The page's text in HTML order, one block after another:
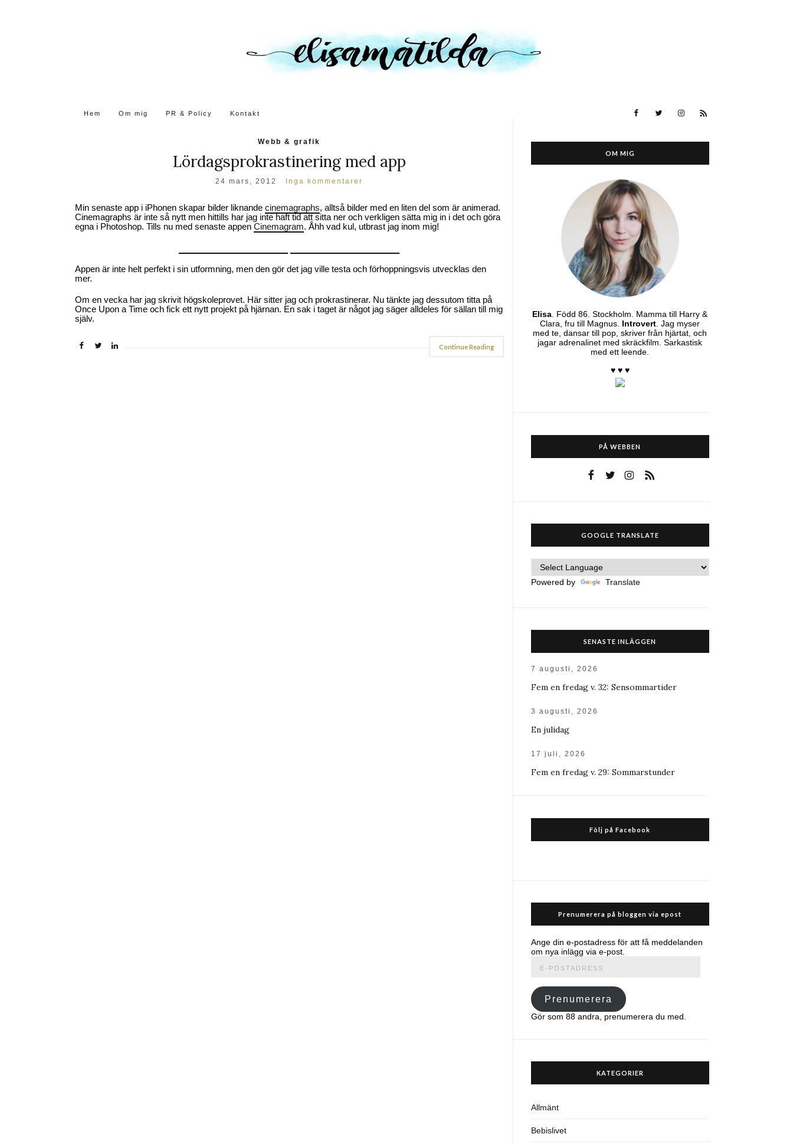
Hem Om mig PR & Policy Kontakt
Webb & grafik
Lördagsprokrastinering med app
24 mars, 2012 Inga kommentarer
Min senaste app i iPhonen skapar bilder liknande cinemagraphs, alltså bilder med en liten del som är animerad.
Cinemagraphs är inte så nytt men hittills har jag inte haft tid att sitta ner och verkligen sätta mig in i det och göra
egna i Photoshop. Tills nu med senaste appen Cinemagram. Åhh vad kul, utbrast jag inom mig!
Appen är inte helt perfekt i sin utformning, men den gör det jag ville testa och förhoppningsvis utvecklas den
mer.
Om en vecka har jag skrivit högskoleprovet. Här sitter jag och prokrastinerar. Nu tänkte jag dessutom titta på
Once Upon a Time och fick ett nytt projekt på hjärnan. En sak i taget är något jag säger alldeles för sällan till mig
själv.
Continue Reading
OM MIG
Elisa. Född 86. Stockholm. Mamma till Harry &
Clara, fru till Magnus. Introvert. Jag myser
med te, dansar till pop, skriver från hjärtat, och
jagar adrenalinet med skräckfilm. Sarkastisk
med ett leende.
♥ ♥ ♥
PÅ WEBBEN
GOOGLE TRANSLATE
Powered by Translate
SENASTE INLÄGGEN
7 augusti, 2026
Fem en fredag v. 32: Sensommartider
3 augusti, 2026
En julidag
17 juli, 2026
Fem en fredag v. 29: Sommarstunder
Följ på Facebook
Prenumerera på bloggen via epost
Ange din e-postadress för att få meddelanden
om nya inlägg via e-post.
postadress
Prenumerera
Gör som 88 andra, prenumerera du med.
KATEGORIER
Allmänt
Bebislivet